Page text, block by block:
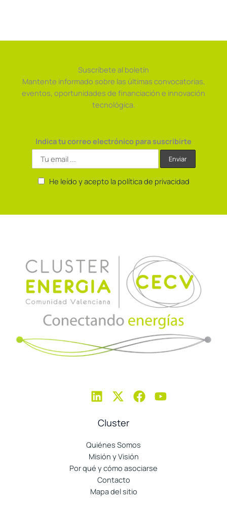
Suscríbete al boletín
Mantente informado sobre las últimas convocatorias,
eventos, oportunidades de financiación e innovación
tecnológica.
Indica tu correo electrónico para suscribirte
He leído y acepto la política de privacidad
Cluster
Quiénes Somos
Misión y Visión
Por qué y cómo asociarse
Contacto
Mapa del sitio